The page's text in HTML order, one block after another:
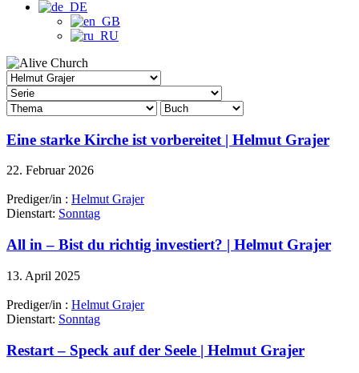
Eine starke Kirche ist vorbereitet | Helmut Grajer
22. Februar 2026
Prediger/in : Helmut Grajer
Dienstart: Sonntag
All in – Bist du richtig investiert? | Helmut Grajer
13. April 2025
Prediger/in : Helmut Grajer
Dienstart: Sonntag
Restart – Speck auf der Seele | Helmut Grajer